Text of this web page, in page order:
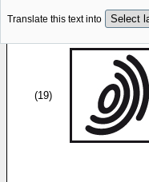
Translate this text into
(19)